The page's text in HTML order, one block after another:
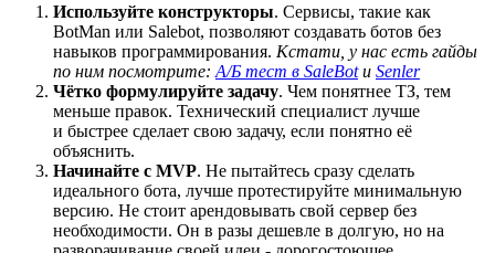
Используйте конструкторы. Сервисы, такие как
BotMan или Salebot, позволяют создавать ботов без
навыков программирования. Кстати, у нас есть гайды
по ним посмотрите: А/Б тест в SaleBotи Senler
Чётко формулируйте задачу. Чем понятнее ТЗ, тем
меньше правок. Технический специалист лучше
и быстрее сделает свою задачу, если понятно её
объяснить.
Начинайте с MVP. Не пытайтесь сразу сделать
идеального бота, лучше протестируйте минимальную
версию. Не стоит арендовывать свой сервер без
необходимости. Он в разы дешевле в долгую, но на